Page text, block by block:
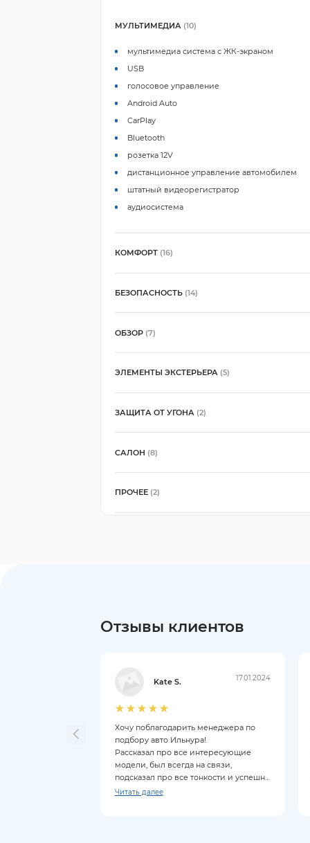
МУЛЬТИМЕДИА (10)
мультимедиа система с ЖК-экраном
USB
голосовое управление
Android Auto
CarPlay
Bluetooth
розетка 12V
дистанционное управление автомобилем
штатный видеорегистратор
аудиосистема
КОМФОРТ (16)
БЕЗОПАСНОСТЬ (14)
ОБЗОР (7)
ЭЛЕМЕНТЫ ЭКСТЕРЬЕРА (5)
ЗАЩИТА ОТ УГОНА (2)
САЛОН (8)
ПРОЧЕЕ (2)
Отзывы клиентов
Kate S. 17.01.2024
Хочу поблагодарить менеджера по
подбору авто Ильнура!
Рассказал про все интересующие
модели, был всегда на связи,
подсказал про все тонкости и успешно
провёл сделку.
Читать далее